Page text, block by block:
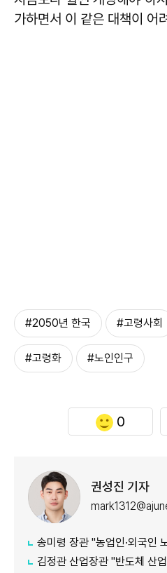
가하면서 이 같은 대책이 어
#2050년 한국 #고령사회
#고령화 #노인인구
0
권성진 기자
송미령 장관 "농업인·외국인 노동자, 온
김정관 산업장관 "반도체 산업, 빠른 시